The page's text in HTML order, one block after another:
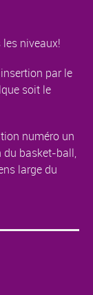
les niveaux!
par le
soit le
numéro un
du basket-ball,
large du